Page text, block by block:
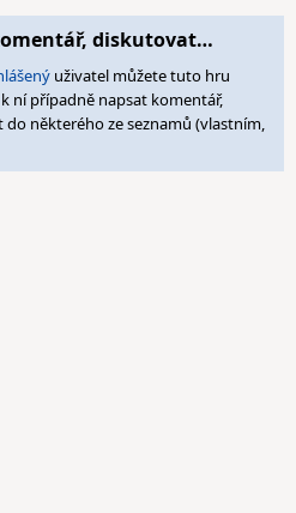
diskutovat…
uživatel můžete tuto hru
ní případně napsat komentář,
některého ze seznamů (vlastním,